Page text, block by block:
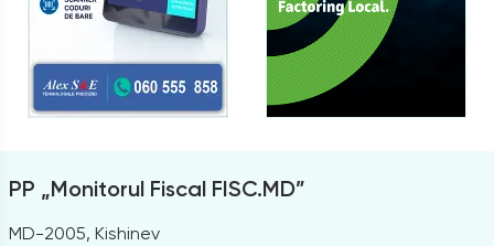
PP „Monitorul Fiscal FISC.MD”
MD-2005, Kishinev